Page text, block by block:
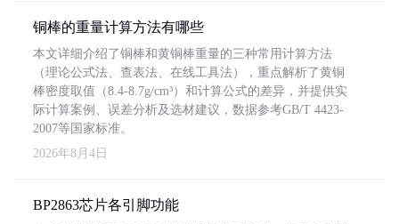
铜棒的重量计算方法有哪些
本文详细介绍了铜棒和黄铜棒重量的三种常用计算方法
（理论公式法、查表法、在线工具法），重点解析了黄铜
棒密度取值（8.4-8.7g/cm³）和计算公式的差异，并提供实
际计算案例、误差分析及选材建议，数据参考GB/T 4423-
2007等国家标准。
2026年8月4日
BP2863芯片各引脚功能